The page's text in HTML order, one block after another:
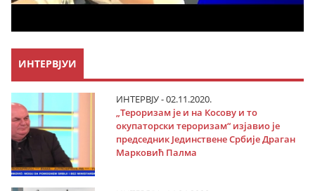
ИНТЕРВЈУИ
ИНТЕРВЈУ - 02.11.2020.
„Тероризам је и на Косову и то
окупаторски тероризам“ изјавио је
председник Јединствене Србије Драган
Марковић Палма